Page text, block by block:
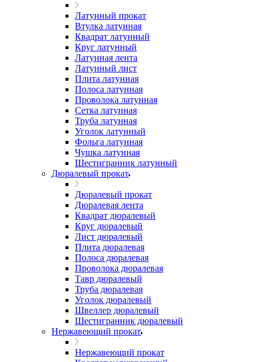
Латунный прокат
Втулка латунная
Квадрат латунный
Круг латунный
Латунная лента
Латунный лист
Плита латунная
Полоса латунная
Проволока латунная
Сетка латунная
Труба латунная
Уголок латунный
Фольга латунная
Чушка латунная
Шестигранник латунный
Дюралевый прокат
Дюралевый прокат
Дюралевая лента
Квадрат дюралевый
Круг дюралевый
Лист дюралевый
Плита дюралевая
Полоса дюралевая
Проволока дюралевая
Тавр дюралевый
Труба дюралевая
Уголок дюралевый
Швеллер дюралевый
Шестигранник дюралевый
Нержавеющий прокат
Нержавеющий прокат